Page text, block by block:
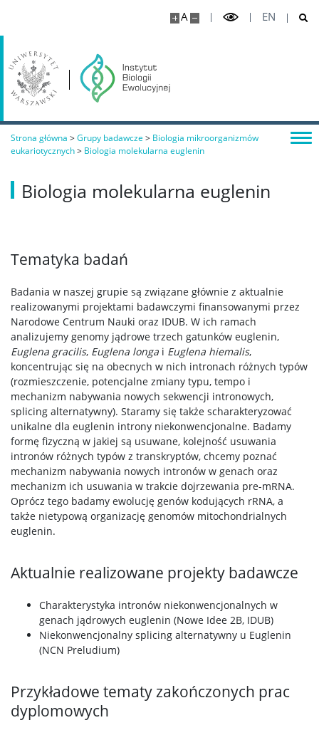
A EN
Strona główna >Grupy badawcze > Biologia mikroorganizmów
eukariotycznych> Biologia molekularna euglenin
Biologia molekularna euglenin
Tematyka badań
Badania w naszej grupie są związane głównie z aktualnie
realizowanymi projektami badawczymi finansowanymi przez
Narodowe Centrum Nauki oraz IDUB. W ich ramach
analizujemy genomy jądrowe trzech gatunków euglenin,
Euglena gracilis, Euglena longa i Euglena hiemalis,
koncentrując się na obecnych w nich intronach różnych typów
(rozmieszczenie, potencjalne zmiany typu, tempo i
mechanizm nabywania nowych sekwencji intronowych,
splicing alternatywny). Staramy się także scharakteryzować
unikalne dla euglenin introny niekonwencjonalne. Badamy
formę fizyczną w jakiej są usuwane, kolejność usuwania
intronów różnych typów z transkryptów, chcemy poznać
mechanizm nabywania nowych intronów w genach oraz
mechanizm ich usuwania w trakcie dojrzewania pre-mRNA.
Oprócz tego badamy ewolucję genów kodujących rRNA, a
także nietypową organizację genomów mitochondrialnych
euglenin.
Aktualnie realizowane projekty badawcze
Charakterystyka intronów niekonwencjonalnych w
genach jądrowych euglenin (Nowe Idee 2B, IDUB)
Niekonwencjonalny splicing alternatywny u Euglenin
(NCN Preludium)
Przykładowe tematy zakończonych prac
dyplomowych